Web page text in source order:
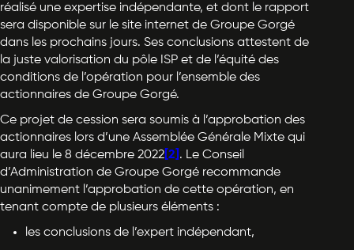
réalisé une expertise indépendante, et dont le rapport
sera disponible sur le site internet de Groupe Gorgé
dans les prochains jours. Ses conclusions attestent de
la juste valorisation du pôle ISP et de l’équité des
conditions de l’opération pour l’ensemble des
actionnaires de Groupe Gorgé.
Ce projet de cession sera soumis à l’approbation des
actionnaires lors d’une Assemblée Générale Mixte qui
aura lieu le 8 décembre 2022 [2] . Le Conseil
d’Administration de Groupe Gorgé recommande
unanimement l’approbation de cette opération, en
tenant compte de plusieurs éléments :
les conclusions de l’expert indépendant,